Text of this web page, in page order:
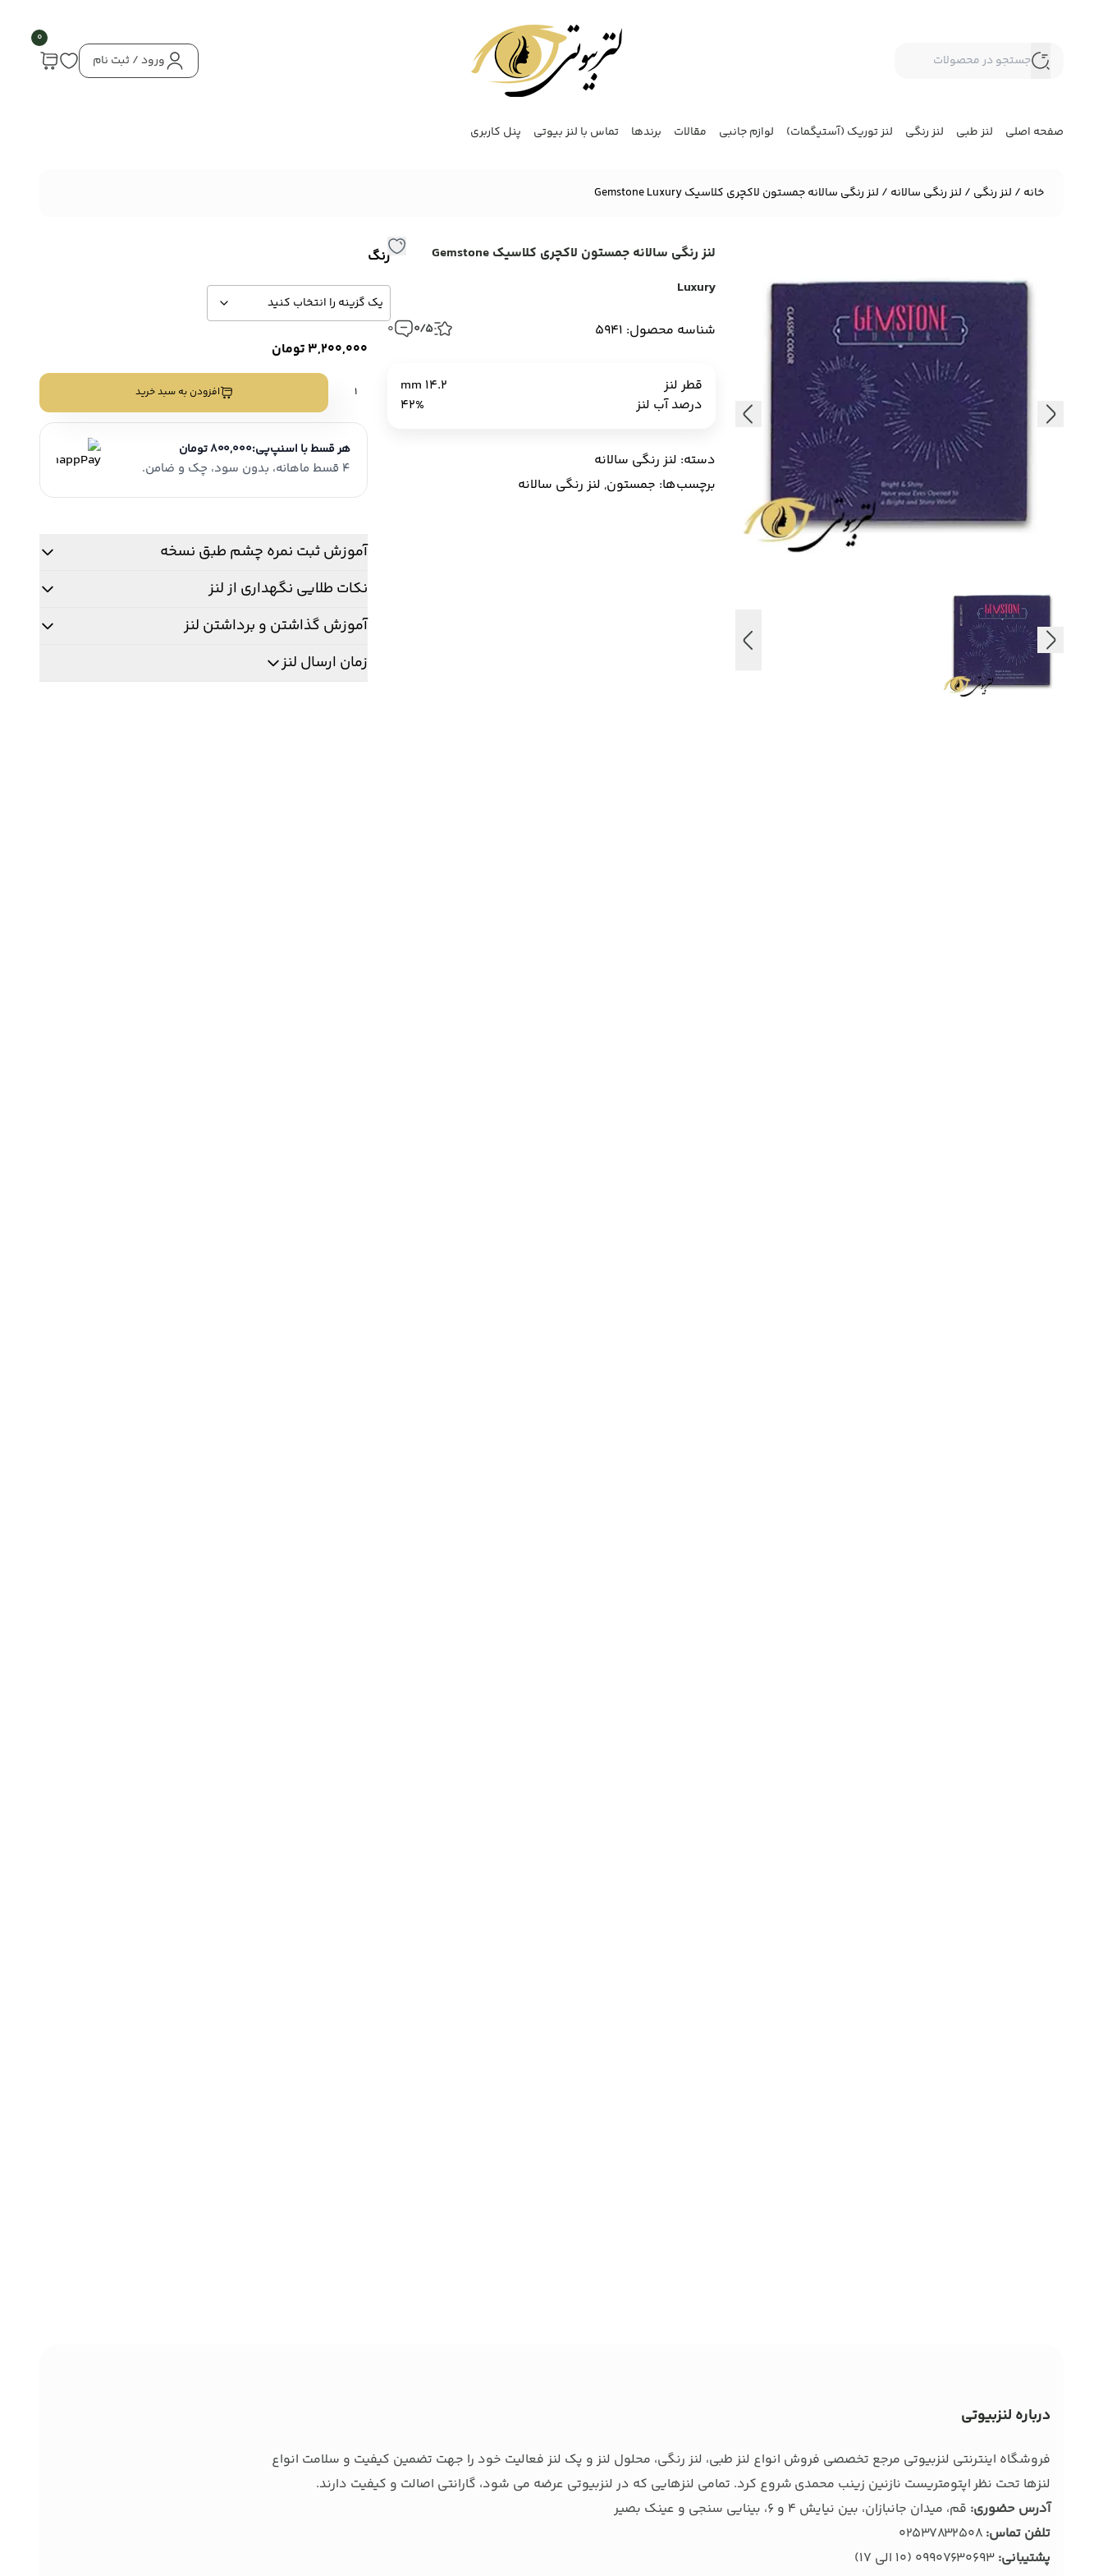
ورود / ثبت نام
0
صفحه اصلی لنز طبی لنز رنگی لنز توریک (آستیگمات) لوازم جانبی مقالات برندها تماس با لنز بیوتی پنل کاربری
خانه / لنز رنگی / لنز رنگی سالانه / لنز رنگی سالانه جمستون لاکچری کلاسیک Gemstone Luxury
لنز رنگی سالانه جمستون لاکچری کلاسیک Gemstone
Luxury
شناسه محصول: 5941 0/5
0
قطر لنز
14.2 mm
درصد آب لنز
42%
دسته: لنز رنگی سالانه
برچسب‌ها: جمستون, لنز رنگی سالانه
رنگ
3,200,000تومان
سالانه
جمستون
لاکچری
کلاسیک
Luxury
افزودن به سبد خرید
هر قسط با اسنپ‌پی:800,000 تومان
4 قسط ماهانه، بدون سود، چک و ضامن.
آموزش ثبت نمره چشم طبق نسخه
نکات طلایی نگهداری از لنز
آموزش گذاشتن و برداشتن لنز
زمان ارسال لنز
درباره لنزبیوتی
فروشگاه اینترنتی لنزبیوتی مرجع تخصصی فروش انواع لنز طبی، لنز رنگی، محلول لنز و پک لنز فعالیت خود را جهت تضمین کیفیت و سلامت انواع
لنزها تحت نظر اپتومتریست نازنین زینب محمدی شروع کرد. تمامی لنزهایی که در لنزبیوتی عرضه می شود، گارانتی اصالت و کیفیت دارند.
آدرس حضوری: قم، میدان جانبازان، بین نیایش 4 و 6، بینایی سنجی و عینک بصیر
تلفن تماس: 02537832508
پشتیبانی: 09907630693 (10 الی 17)